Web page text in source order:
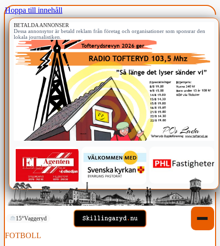
Hoppa till innehåll
BETALDA ANNONSER
Dessa annonsytor är betald reklam från företag och organisationer som sponsrar den
lokala journalistiken.
15°Vaggeryd
FOTBOLL